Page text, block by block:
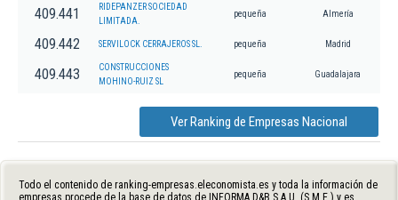
409.441
RIDEPANZER SOCIEDAD
LIMITADA.
pequeña Almería
409.442 SERVILOCK CERRAJEROS SL. pequeña Madrid
409.443
CONSTRUCCIONES
MOHINO-RUIZ SL
pequeña Guadalajara
Ver Ranking de Empresas Nacional
Todo el contenido de ranking-empresas.eleconomista.es y toda la información de
empresas procede de la base de datos de INFORMA D&B S.A.U. (S.M.E.) y es